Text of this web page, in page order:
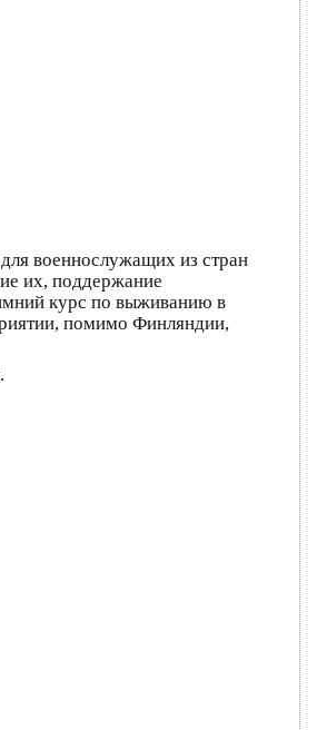
для военнослужащих из стран
их, поддержание
курс по выживанию в
помимо Финляндии,